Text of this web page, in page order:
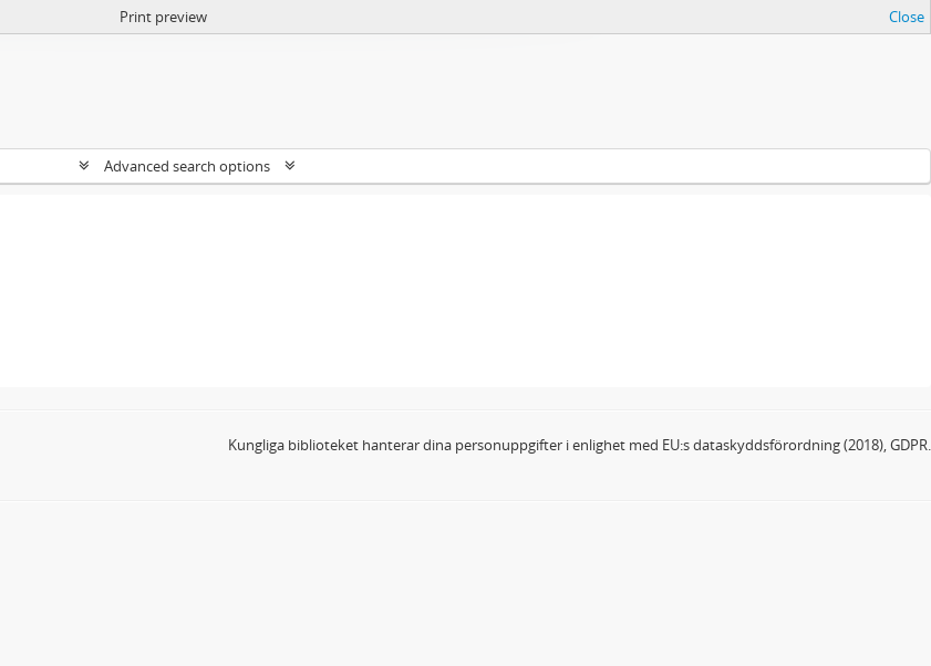
Print preview Close
Advanced search options
Kungliga biblioteket hanterar dina personuppgifter i enlighet med EU:s dataskyddsförordning (2018), GDPR.